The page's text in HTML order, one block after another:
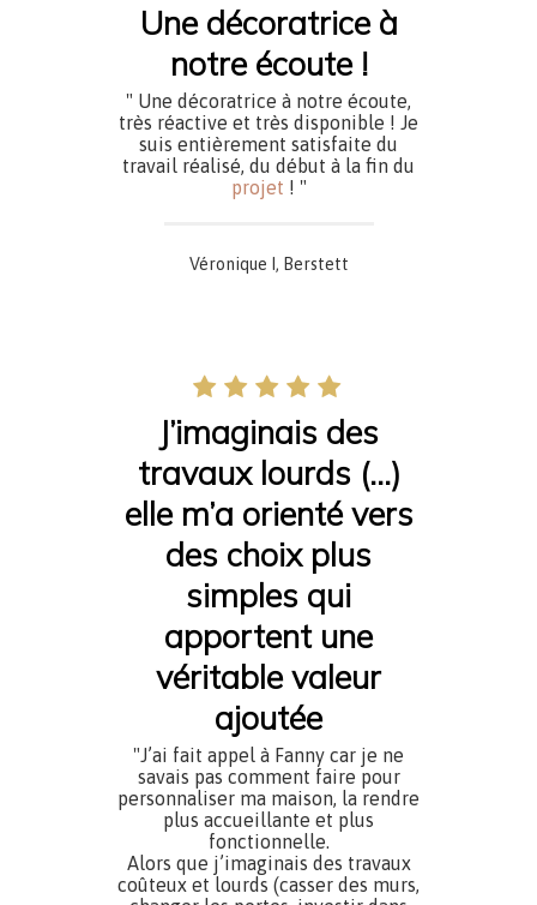
Une décoratrice à
notre écoute !
" Une décoratrice à notre écoute,
très réactive et très disponible ! Je
suis entièrement satisfaite du
travail réalisé, du début à la fin du
projet ! "
Véronique I, Berstett
J’imaginais des
travaux lourds (…)
elle m’a orienté vers
des choix plus
simples qui
apportent une
véritable valeur
ajoutée
"J’ai fait appel à Fanny car je ne
savais pas comment faire pour
personnaliser ma maison, la rendre
plus accueillante et plus
fonctionnelle.
Alors que j’imaginais des travaux
coûteux et lourds (casser des murs,